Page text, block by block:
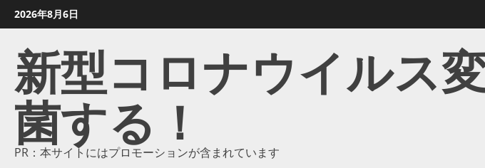
ン
2026年8月6日
新型コロナウイルス変
菌する！
PR：本サイトにはプロモーションが含まれています